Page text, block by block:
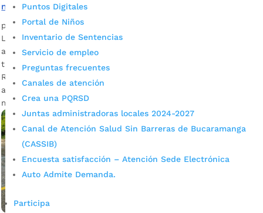
Puntos Digitales
Portal de Niños
Inventario de Sentencias
Servicio de empleo
Preguntas frecuentes
Canales de atención
Crea una PQRSD
Juntas administradoras locales 2024-2027
Canal de Atención Salud Sin Barreras de Bucaramanga
(CASSIB)
Encuesta satisfacción – Atención Sede Electrónica
Auto Admite Demanda.
Participa
mensualmente a 4.400 personas
por Alcaldía de Bucaramanga
La Alcaldía de Bucaramanga tiene en marcha un plan de
acción para orientar de manera inclusiva y virtual, en estos
tiempos de Covid – 19, a la primera infancia. Ana Leonor
Rueda, secretaria de Educación de Bucaramanga Descargar
audio La consigna es el desarrollo físico y mental de los
menores a través del juego y […]